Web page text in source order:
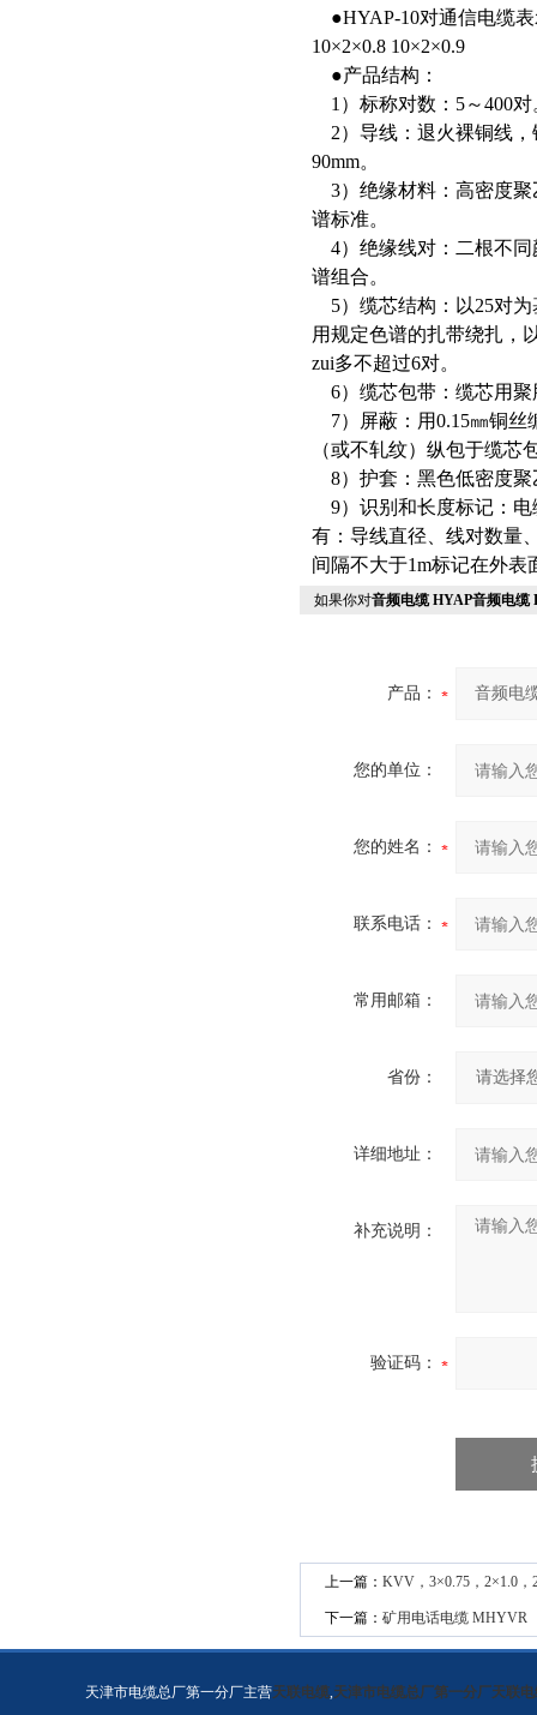
●HYAP-10对通信电缆表
10×2×0.8 10×2×0.9
●产品结构：
1）标称对数：5～400对
2）导线：退火裸铜线，
90mm。
3）绝缘材料：高密度
谱标准。
4）绝缘线对：二根不
谱组合。
5）缆芯结构：以25对
用规定色谱的扎带绕扎，
zui多不超过6对。
6）缆芯包带：缆芯用
7）屏蔽：用0.15㎜铜
（或不轧纹）纵包于缆芯
8）护套：黑色低密度
9）识别和长度标记：
有：导线直径、线对数量
间隔不大于1m标记在外表
如果你对音频电缆 HYAP音频电缆
产品：
您的单位：
您的姓名：
联系电话：
常用邮箱：
省份：
详细地址：
补充说明：
验证码：
上一篇： KVV，3×0.75，2×1.0
下一篇： 矿用电话电缆 MHYVR
天津市电缆总厂第一分厂主营天联电缆,天津市电缆总厂第一分厂天联电